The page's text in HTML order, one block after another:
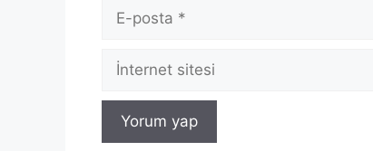
posta
İnternet
sitesi